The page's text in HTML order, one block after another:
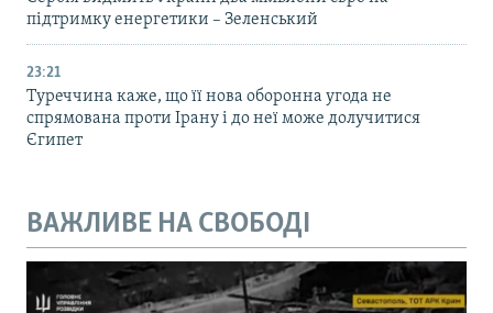
підтримку енергетики – Зеленський
23:21
Туреччина каже, що її нова оборонна угода не
спрямована проти Ірану і до неї може долучитися
Єгипет
ВАЖЛИВЕ НА СВОБОДІ